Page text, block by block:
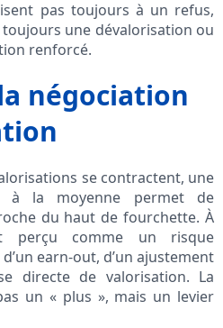
pas toujours à un refus,
une dévalorisation ou
renforcé.
négociation
se contractent, une
à la moyenne permet de
du haut de fourchette. À
perçu comme un risque
earn-out, d’un ajustement
directe de valorisation. La
un « plus », mais un levier